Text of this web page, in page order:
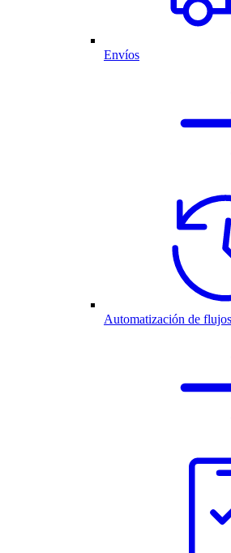
Envíos
Automatización de